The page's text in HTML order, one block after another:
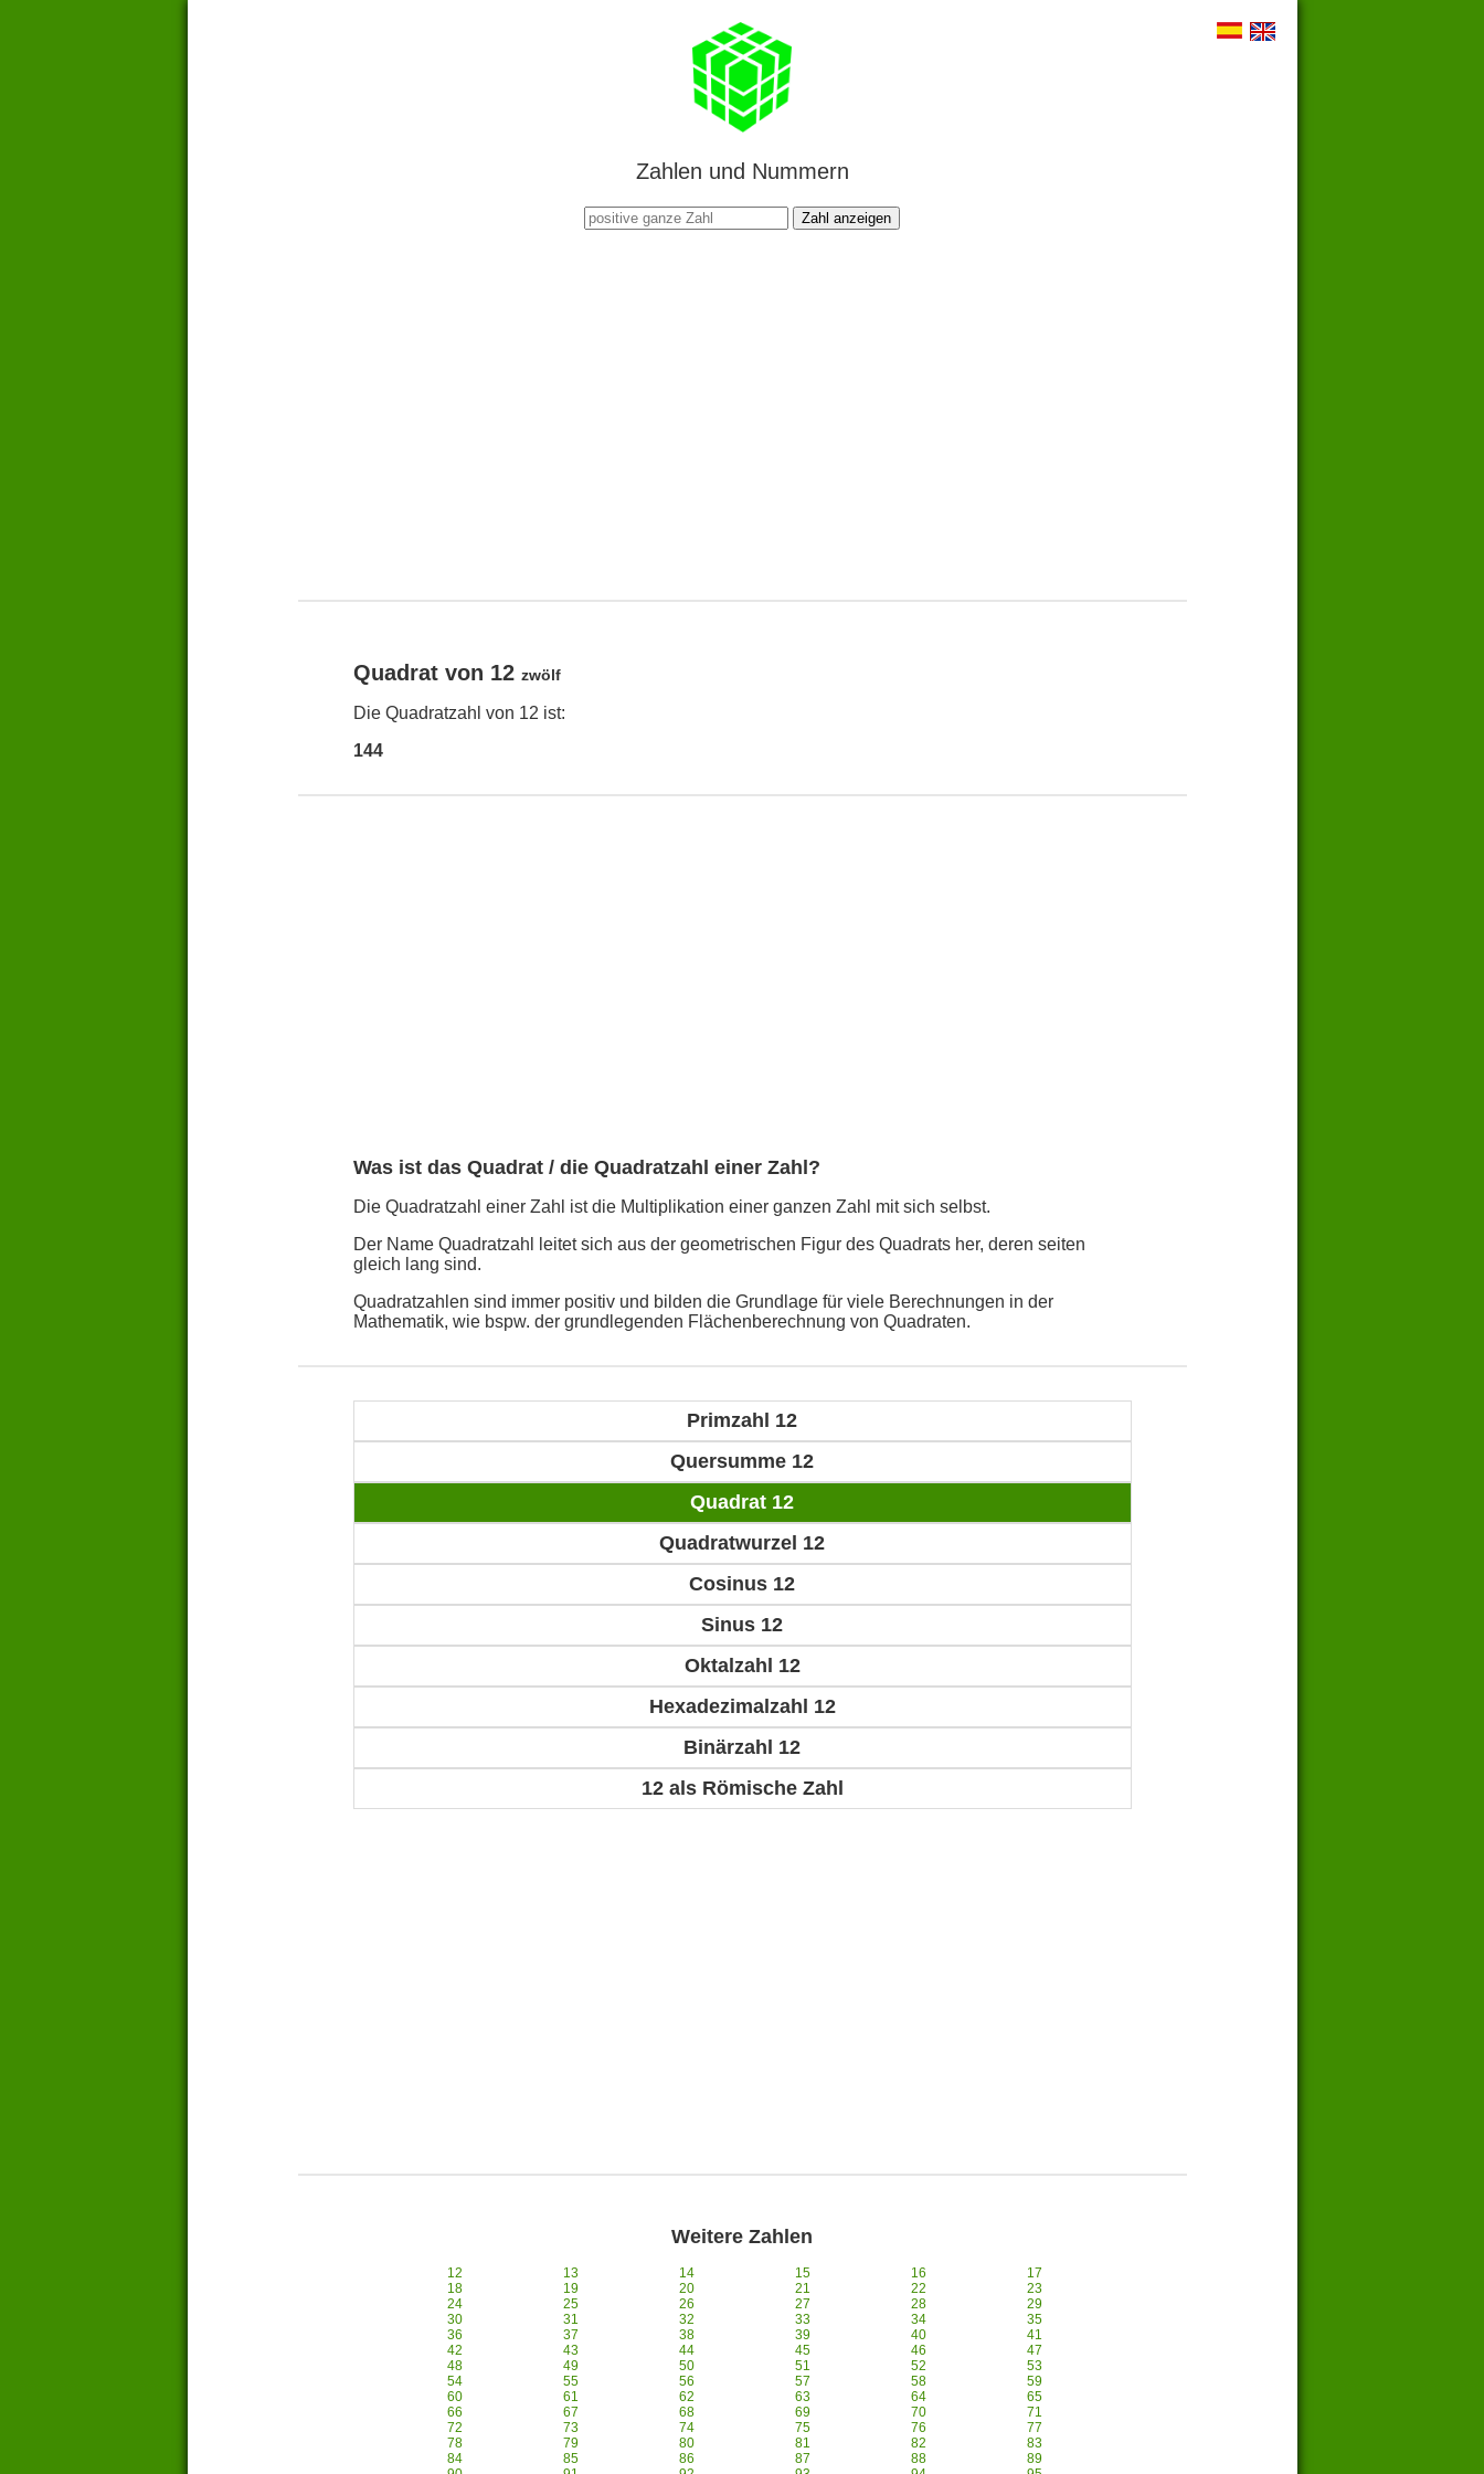
Zahlen und Nummern
Zahl anzeigen
Quadrat von 12 zwölf
Die Quadratzahl von 12 ist:
144
Was ist das Quadrat / die Quadratzahl einer Zahl?
Die Quadratzahl einer Zahl ist die Multiplikation einer ganzen Zahl mit sich selbst.
Der Name Quadratzahl leitet sich aus der geometrischen Figur des Quadrats her, deren seiten
gleich lang sind.
Quadratzahlen sind immer positiv und bilden die Grundlage für viele Berechnungen in der
Mathematik, wie bspw. der grundlegenden Flächenberechnung von Quadraten.
Primzahl 12
Quersumme 12
Quadrat 12
Quadratwurzel 12
Cosinus 12
Sinus 12
Oktalzahl 12
Hexadezimalzahl 12
Binärzahl 12
12 als Römische Zahl
Weitere Zahlen
12 13 14 15 16
17
18
19 20 21 22
23
24
25 26 27 28
29
30
31 32 33 34
35
36
37 38 39 40
41
42
43 44 45 46
47
48
49 50 51 52
53
54
55 56 57 58
59
60
61 62 63 64
65
66
67 68 69 70
71
72
73 74 75 76
77
78
79 80 81 82
83
84
85 86 87 88
89